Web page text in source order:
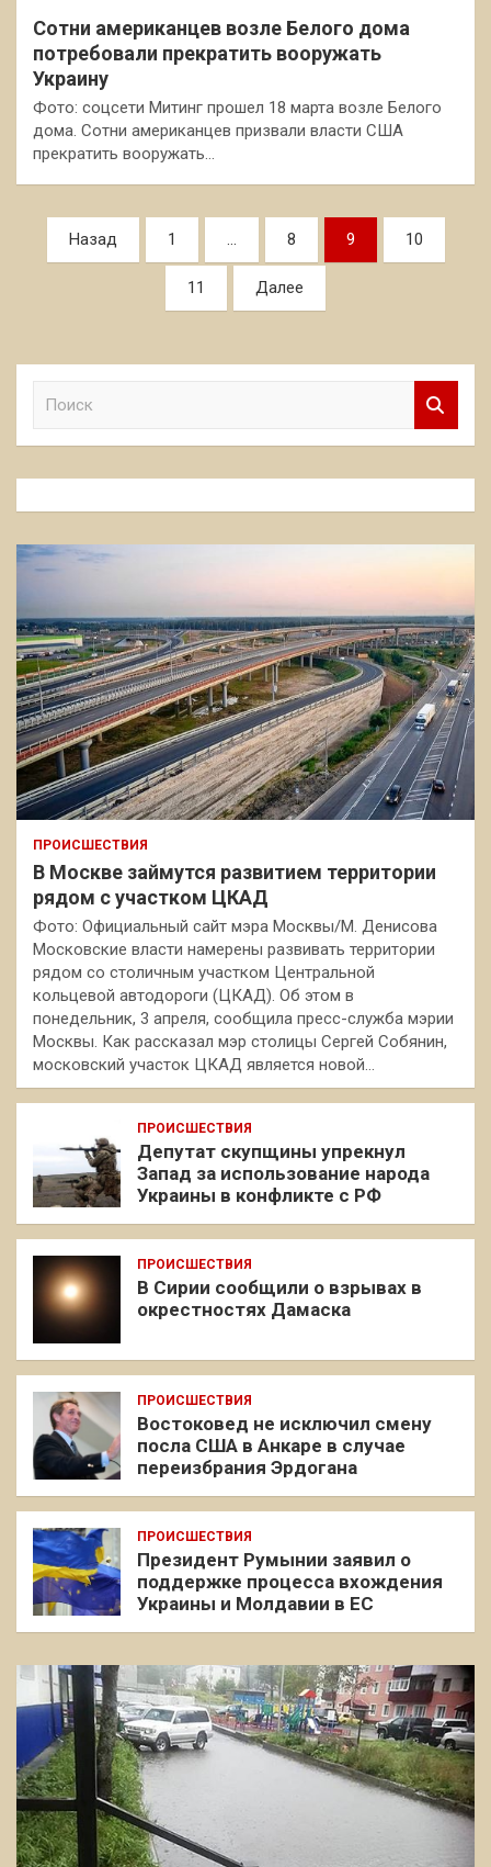
Сотни американцев возле Белого дома
потребовали прекратить вооружать
Украину
Фото: соцсети Митинг прошел 18 марта возле Белого
дома. Сотни американцев призвали власти США
прекратить вооружать…
Пагинация
записей
Назад 1 … 8 9 10
11 Далее
к
ПРОИСШЕСТВИЯ
В Москве займутся развитием территории
рядом с участком ЦКАД
Фото: Официальный сайт мэра Москвы/М. Денисова
Московские власти намерены развивать территории
рядом со столичным участком Центральной
кольцевой автодороги (ЦКАД). Об этом в
понедельник, 3 апреля, сообщила пресс-служба мэрии
Москвы. Как рассказал мэр столицы Сергей Собянин,
московский участок ЦКАД является новой…
ПРОИСШЕСТВИЯ
Депутат скупщины упрекнул
Запад за использование народа
Украины в конфликте с РФ
ПРОИСШЕСТВИЯ
В Сирии сообщили о взрывах в
окрестностях Дамаска
ПРОИСШЕСТВИЯ
Востоковед не исключил смену
посла США в Анкаре в случае
переизбрания Эрдогана
ПРОИСШЕСТВИЯ
Президент Румынии заявил о
поддержке процесса вхождения
Украины и Молдавии в ЕС